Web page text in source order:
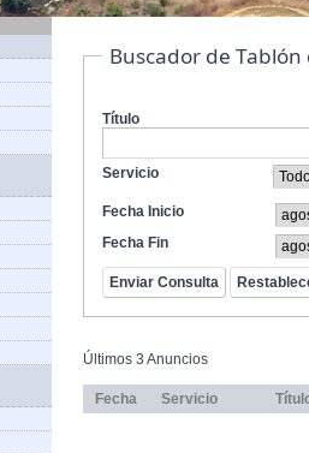
Buscador de
Título
Servicio
Fecha Inicio
Fecha Fin
Últimos 3 Anuncios
Fecha Servicio